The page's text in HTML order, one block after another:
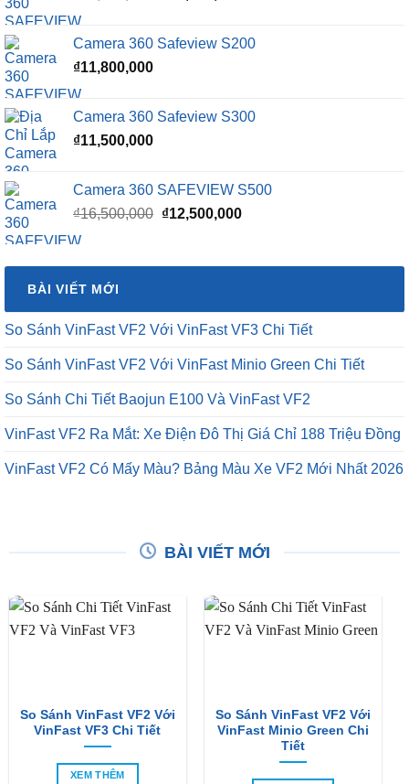
₫16,500,000.là:
Camera 360 Safeview S200
₫11,800,000
Camera 360 Safeview S300
₫11,500,000
Camera 360 SAFEVIEW S500
₫16,500,000 Giá
₫16,500,000.
₫12,500,000Giá
là:
BÀI VIẾT MỚI
So Sánh VinFast VF2 Với VinFast VF3 Chi Tiết
So Sánh VinFast VF2 Với VinFast Minio Green Chi Tiết
So Sánh Chi Tiết Baojun E100 Và VinFast VF2
VinFast VF2 Ra Mắt: Xe Điện Đô Thị Giá Chỉ 188 Triệu Đồng
VinFast VF2 Có Mấy Màu? Bảng Màu Xe VF2 Mới Nhất 2026
BÀI VIẾT MỚI
So Sánh VinFast VF2 Với
VinFast VF3 Chi Tiết
XEM THÊM
So Sánh VinFast VF2 Với
VinFast Minio Green Chi
Tiết